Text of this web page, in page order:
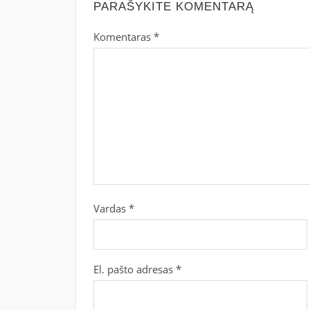
PARAŠYKITE KOMENTARĄ
Komentaras *
Vardas *
El. pašto adresas *